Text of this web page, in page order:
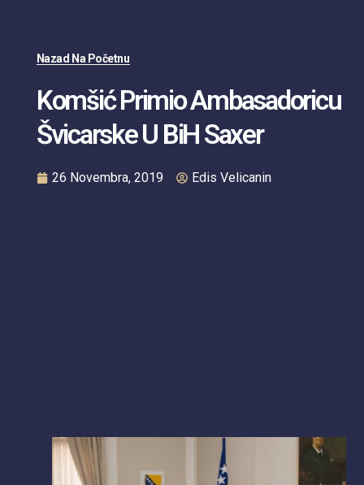
Nazad Na Početnu
Komšić Primio Ambasadoricu
Švicarske U BiH Saxer
26 Novembra, 2019 Edis Velicanin